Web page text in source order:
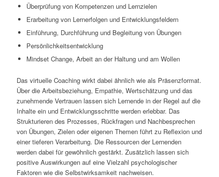
Überprüfung von Kompetenzen und Lernzielen
Erarbeitung von Lernerfolgen und Entwicklungsfeldern
Einführung, Durchführung und Begleitung von Übungen
Persönlichkeitsentwicklung
Mindset Change, Arbeit an der Haltung und am Wollen
Das virtuelle Coaching wirkt dabei ähnlich wie als Präsenzformat.
Über die Arbeitsbeziehung, Empathie, Wertschätzung und das
zunehmende Vertrauen lassen sich Lernende in der Regel auf die
Inhalte ein und Entwicklungsschritte werden erlebbar. Das
Strukturieren des Prozesses, Rückfragen und Nachbesprechen
von Übungen, Zielen oder eigenen Themen führt zu Reflexion und
einer tieferen Verarbeitung. Die Ressourcen der Lernenden
werden dabei für gewöhnlich gestärkt. Zusätzlich lassen sich
positive Auswirkungen auf eine Vielzahl psychologischer
Faktoren wie die Selbstwirksamkeit nachweisen.